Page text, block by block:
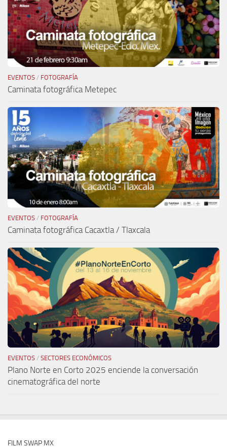
EVENTOS / FOTOGRAFÍA
Caminata fotográfica Metepec
EVENTOS / FOTOGRAFÍA
Caminata fotográfica Cacaxtla / Tlaxcala
EVENTOS / SECTORES ECONÓMICOS
Plano Norte en Corto 2025 enciende la conversación
cinematográfica del norte
FILM SWAP MX